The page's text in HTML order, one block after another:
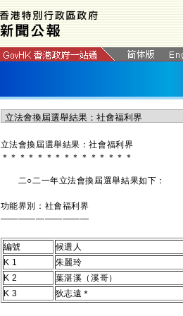
​立法會換屆選舉結果：社會福利界
＊ ＊ ＊ ＊ ＊ ＊ ＊ ＊ ＊ ＊ ＊ ＊ ＊ ＊ ＊
二○二一年立法會換屆選舉結果如下：
功能界別：社會福利界
——————————
編號 候選人
K 1
朱麗玲
K 2
葉湛溪（溪哥）
K 3
狄志遠＊